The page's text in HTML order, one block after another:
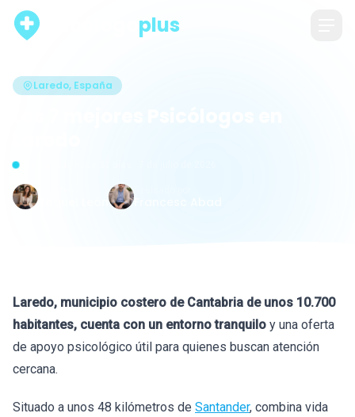
plus
Laredo, España
Actualizado hace 31 días · 7 de julio de 2026
Laredo, municipio costero de Cantabria de unos 10.700
habitantes, cuenta con un entorno tranquilo y una oferta
de apoyo psicológico útil para quienes buscan atención
cercana.
Situado a unos 48 kilómetros de Santander, combina vida